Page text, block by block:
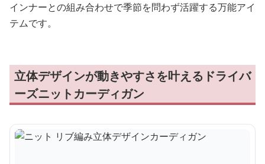
インナーとの組み合わせで季節を問わず活躍する万能アイ
テムです。
立体デザインが動きやすさを叶えるドライバ
ーズニットカーディガン